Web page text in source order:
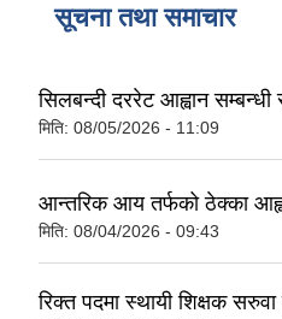
सूचना तथा समाचार
सिलबन्दी दररेट आह्वान सम्बन्धी
मिति: 08/05/2026 - 11:09
आन्तरिक आय तर्फको ठेक्का
मिति: 08/04/2026 - 09:43
रिक्त पदमा स्थायी शिक्षक